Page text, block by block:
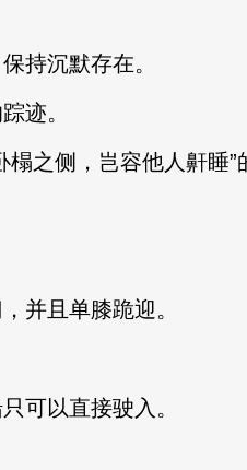
持沉默存在。
迹。
侧，岂容他人鼾睡”
且单膝跪迎。
以直接驶入。